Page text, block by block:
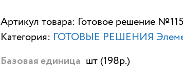
Артикул товара: Готовое решение
Категория: ГОТОВЫЕ РЕШЕНИЯ
Базовая единица шт (198р.)